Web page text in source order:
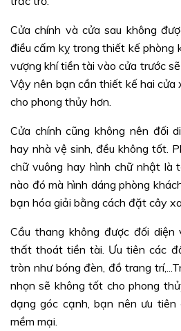
Cửa chính và cửa sau không
điều cấm kỵ trong thiết kế phòng
vượng khí tiền tài vào cửa trước
Vậy nên bạn cần thiết kế hai
cho phong thủy hơn.
Cửa chính cũng không nên đối
hay nhà vệ sinh, đều không tốt.
chữ vuông hay hình chữ nhật là
nào đó mà hình dáng phòng
bạn hóa giải bằng cách đặt cây
Cầu thang không được đối diện
thất thoát tiền tài. Ưu tiên các
tròn như bóng đèn, đồ trang
nhọn sẽ không tốt cho phong
dạng góc cạnh, bạn nên ưu
mềm mại.